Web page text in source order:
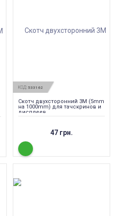
КОД: 533162
Скотч двухсторонний 3M (5mm
на 1000mm) для тачскринов и
дисплеев
47 грн.